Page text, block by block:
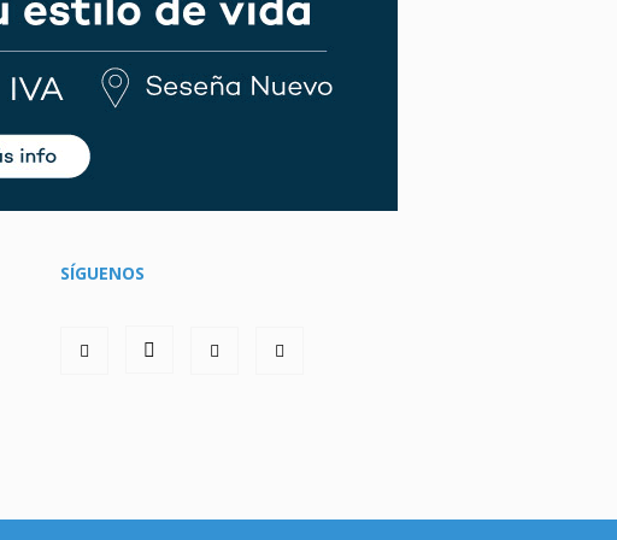
SÍGUENOS